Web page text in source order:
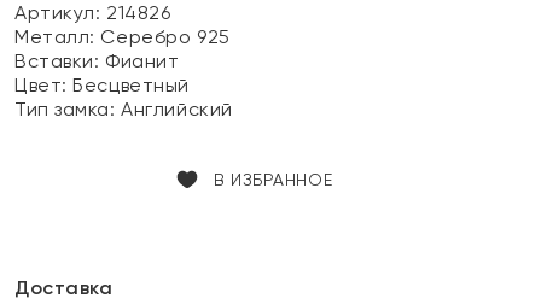
Артикул: 214826
Металл: Серебро 925
Вставки: Фианит
Цвет:Бесцветный
Тип замка:Английский
В ИЗБРАННОЕ
Доставка